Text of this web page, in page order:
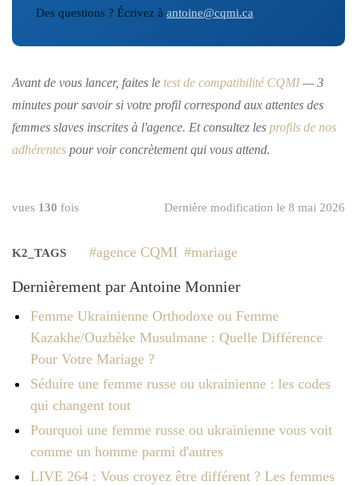
Des questions ? Écrivez à antoine@cqmi.ca
Avant de vous lancer, faites le test de compatibilité CQMI— 3
minutes pour savoir si votre profil correspond aux attentes des
femmes slaves inscrites à l'agence. Et consultez les profils de nos
adhérentes pour voir concrètement qui vous attend.
vues 130 fois Dernière modification le 8 mai 2026
K2_TAGS agence CQMI mariage
Dernièrement par Antoine Monnier
Femme Ukrainienne Orthodoxe ou Femme
Kazakhe/Ouzbèke Musulmane : Quelle Différence
Pour Votre Mariage ?
Séduire une femme russe ou ukrainienne : les codes
qui changent tout
Pourquoi une femme russe ou ukrainienne vous voit
comme un homme parmi d'autres
LIVE 264 : Vous croyez être différent ? Les femmes